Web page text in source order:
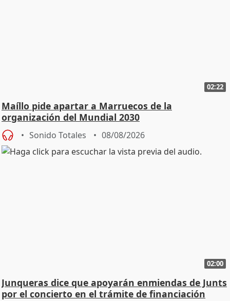
02:22
Maíllo pide apartar a Marruecos de la
organización del Mundial 2030
Sonido Totales 08/08/2026
02:00
Junqueras dice que apoyarán enmiendas de Junts
por el concierto en el trámite de financiación